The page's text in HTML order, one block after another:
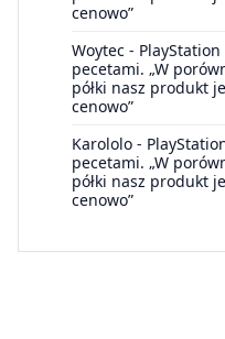
cenowo”
Woytec -
pecetami. „W
półki nasz produkt
cenowo”
Karololo -
pecetami. „W
półki nasz produkt
cenowo”